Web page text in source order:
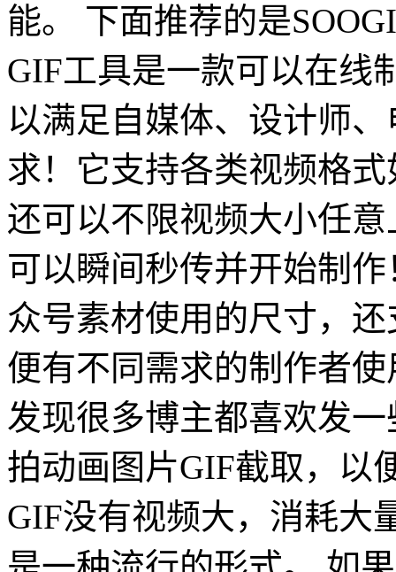
能。 下面推荐的是
GIF工具是一款可以在线
以满足自媒体、设计师
求！它支持各类视频格
还可以不限视频大小任
可以瞬间秒传并开始制
众号素材使用的尺寸，
便有不同需求的制作者
发现很多博主都喜欢发
拍动画图片GIF截取，以
GIF没有视频大，消耗大